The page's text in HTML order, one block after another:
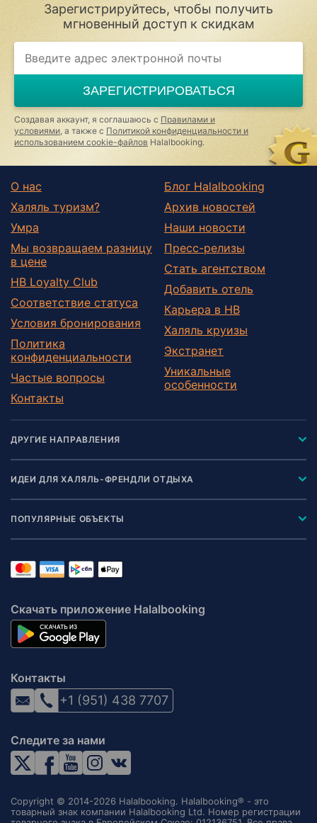
Зарегистрируйтесь, чтобы получить
мгновенный доступ к скидкам
If
you
ignore
this
field
ЗАРЕГИСТРИРОВАТЬСЯ
Создавая аккаунт, я соглашаюсь с Правилами и
условиями , а также с Политикой конфиденциальности и
использованием cookie-файлов Halalbooking.
О нас
Халяль туризм?
Умра
Мы возвращаем разницу
в цене
HB Loyalty Club
Соответствие статуса
Условия бронирования
Политика
конфиденциальности
Частые вопросы
Контакты
Блог Halalbooking
Архив новостей
Наши новости
Пресс-релизы
Стать агентством
Добавить отель
Карьера в HB
Халяль круизы
Экстранет
Уникальные
особенности
ДРУГИЕ НАПРАВЛЕНИЯ
ИДЕИ ДЛЯ ХАЛЯЛЬ-ФРЕНДЛИ ОТДЫХА
ПОПУЛЯРНЫЕ ОБЪЕКТЫ
Скачать приложение Halalbooking
Контакты
+1 (951) 438 7707
Следите за нами
Copyright © 2014-2026 Halalbooking. Halalbooking® - это
товарный знак компании Halalbooking Ltd. Номер регистрации